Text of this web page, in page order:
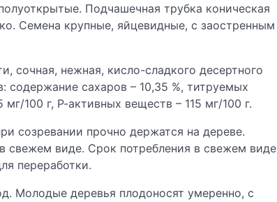
Подчашечная трубка коническая
Семена крупные, яйцевидные, с заостренным
сочная, нежная, кисло-сладкого десертного
содержание сахаров – 10,35 %, титруемых
100 г, Р-активных веществ – 115 мг/100 г.
созревании прочно держатся на дереве.
свежем виде. Срок потребления в свежем виде
переработки.
Молодые деревья плодоносят умеренно, с